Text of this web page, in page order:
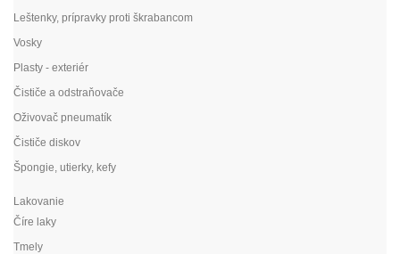
Leštenky, prípravky proti škrabancom
Vosky
Plasty - exteriér
Čističe a odstraňovače
Oživovač pneumatík
Čističe diskov
Špongie, utierky, kefy
Lakovanie
Číre laky
Tmely